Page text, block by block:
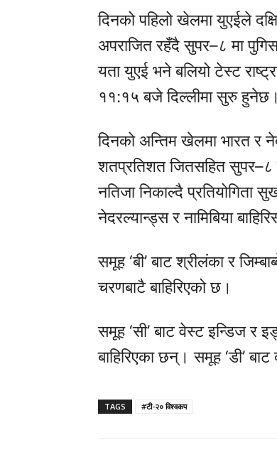
दिनको पहिलो खेलमा युएईले
अपराजित रहँदै सुपर–८ मा
यता युएई भने बलियो टेस्ट
११:१५ बजे दिल्लीमा सुरु हुनेछ।
दिनको अन्तिम खेलमा भारत र
शतप्रतिशत जितसहित सुपर–८
नतिजा निकाल्दै प्रतियोगिता
नेदरल्यान्ड्स र नामिबिया
समूह ‘बी’ बाट श्रीलंका र
चरणबाटै बाहिरिएको छ।
समूह ‘सी’ बाट वेस्ट इन्डिज र
बाहिरिएका छन्। समूह ‘डी’
TAGS #टी-२० विश्वकप